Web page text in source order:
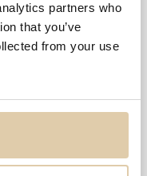
partners who
that you’ve
from your use